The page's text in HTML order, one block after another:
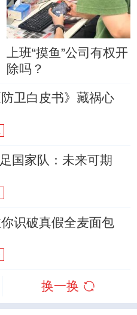
上班“摸鱼”公司有权开
除吗？
卫白皮书》藏祸心
国家队：未来可期
识破真假全麦面包
换一换